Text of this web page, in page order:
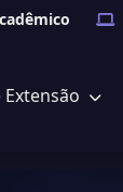
Extensão